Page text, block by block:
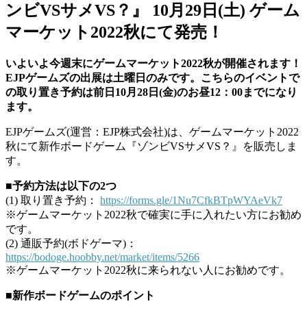
ンビVSサメVS？』 10月29日(土) ゲーム
マーケット2022秋にて発売！
いよいよ今週末にゲームマーケット2022秋が開催されます！
EJPゲームズの出展は土曜日のみです。こちらのイベントで
の取り置き予約は前日10月28日(金)のお昼12：00までになり
ます。
EJPゲームズ(運営：EJP株式会社)は、ゲームマーケット2022
秋にて新作ボードゲーム『ゾンビVSサメVS？』を販売しま
す。
■予約方法は以下の2つ
(1) 取り置き予約： https://forms.gle/1Nu7CfkBTpWYAeVk7
※ゲームマーケット2022秋で確実に手に入れたい方にお勧め
です。
(2) 通販予約(ボドゲーマ)：
https://bodoge.hoobby.net/market/items/5266
※ゲームマーケット2022秋に来られない人にお勧めです。
■新作ボードゲームのポイント